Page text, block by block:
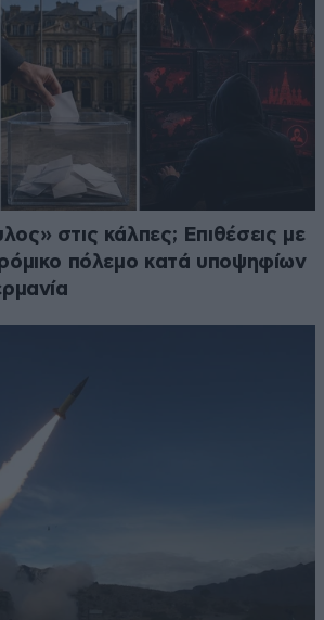
στις κάλπες; Επιθέσεις με
πόλεμο κατά υποψηφίων